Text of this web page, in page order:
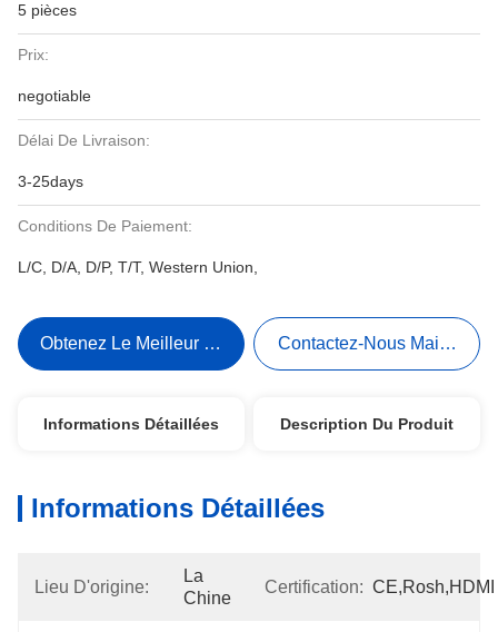
5 pièces
Prix:
negotiable
Délai De Livraison:
3-25days
Conditions De Paiement:
L/C, D/A, D/P, T/T, Western Union,
Obtenez Le Meilleur Prix Contactez-Nous Maintenant
Informations Détaillées Description Du Produit
Informations Détaillées
Lieu D'origine:
La
Chine
Certification: CE,Rosh,HDMI